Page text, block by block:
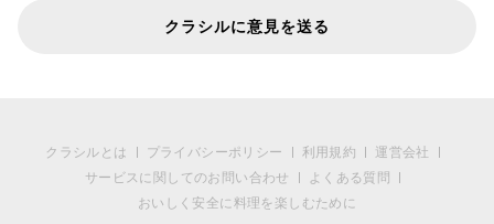
クラシルに意見を送る
クラシルとは プライバシーポリシー 利用規約
運営会社
サービスに関してのお問い合わせ
よくある質問
おいしく安全に料理を楽しむために